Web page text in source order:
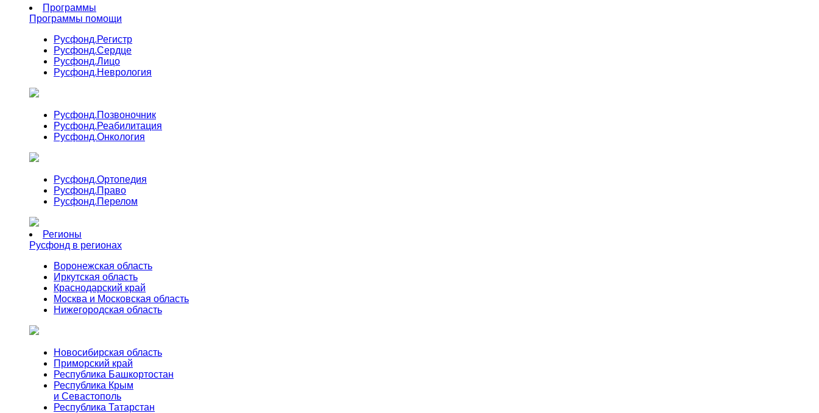
Программы
Программы помощи
Русфонд.Регистр
Русфонд.Сердце
Русфонд.Лицо
Русфонд.Неврология
Русфонд.Позвоночник
Русфонд.Реабилитация
Русфонд.Онкология
Русфонд.Ортопедия
Русфонд.Право
Русфонд.Перелом
Регионы
Русфонд в регионах
Воронежская область
Иркутская область
Краснодарский край
Москва и Московская область
Нижегородская область
Новосибирская область
Приморский край
Республика Башкортостан
Республика Крым
и Севастополь
Республика Татарстан